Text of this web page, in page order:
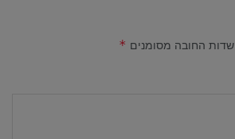
שדות החובה מסומנים *